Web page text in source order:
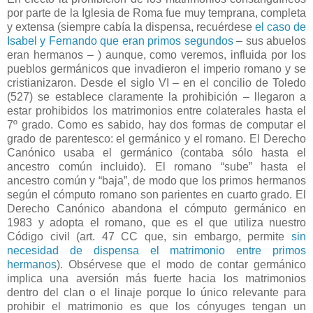
por parte de la Iglesia de Roma fue muy temprana, completa
y extensa (siempre cabía la dispensa, recuérdese el caso de
Isabel y Fernando que eran primos segundos– sus abuelos
eran hermanos – ) aunque, como veremos, influida por los
pueblos germánicos que invadieron el imperio romano y se
cristianizaron. Desde el siglo VI – en el concilio de Toledo
(527) se establece claramente la prohibición – llegaron a
estar prohibidos los matrimonios entre colaterales hasta el
7º grado. Como es sabido, hay dos formas de computar el
grado de parentesco: el germánico y el romano. El Derecho
Canónico usaba el germánico (contaba sólo hasta el
ancestro común incluido). El romano “sube” hasta el
ancestro común y “baja”, de modo que los primos hermanos
según el cómputo romano son parientes en cuarto grado. El
Derecho Canónico abandona el cómputo germánico en
1983 y adopta el romano, que es el que utiliza nuestro
Código civil (art. 47 CC que, sin embargo, permite sin
necesidad de dispensa el matrimonio entre primos
hermanos). Obsérvese que el modo de contar germánico
implica una aversión más fuerte hacia los matrimonios
dentro del clan o el linaje porque lo único relevante para
prohibir el matrimonio es que los cónyuges tengan un